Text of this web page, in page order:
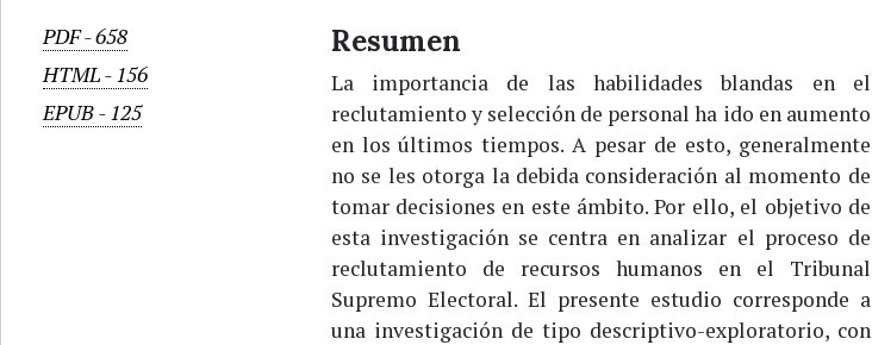
PDF-658
HTML-156
EPUB-125
Resumen
La importancia de las habilidades blandas en el
reclutamiento y selección de personal ha ido en aumento
en los últimos tiempos. A pesar de esto, generalmente
no se les otorga la debida consideración al momento de
tomar decisiones en este ámbito. Por ello, el objetivo de
esta investigación se centra en analizar el proceso de
reclutamiento de recursos humanos en el Tribunal
Supremo Electoral. El presente estudio corresponde a
una investigación de tipo descriptivo-exploratorio, con